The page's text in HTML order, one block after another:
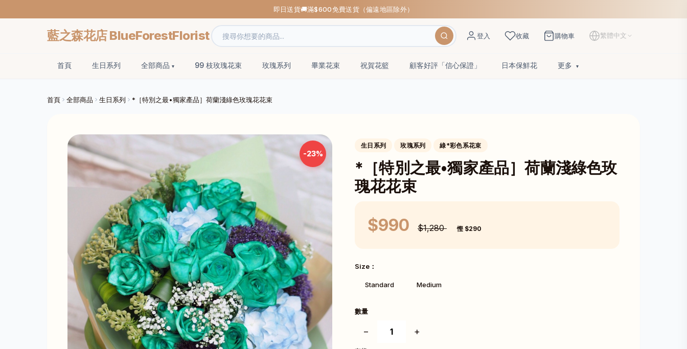
即日送貨🚚滿$600免費送貨（偏遠地區除外）
藍之森花店 BlueForestFlorist 登入 收藏 購物車 繁體中文
首頁 生日系列 全部商品 99 枝玫瑰花束 玫瑰系列 畢業花束 祝賀花籃 顧客好評「信心保證」 日本保鮮花 更多
首頁 全部商品 生日系列 *［特別之最•獨家產品］荷蘭淺綠色玫瑰花花束
-23%
生日系列 玫瑰系列 綠*彩色系花束
*［特別之最•獨家產品］荷蘭淺綠色玫
瑰花花束
$990 $1,280 慳 $290
Size：
Standard Medium
數量
− +